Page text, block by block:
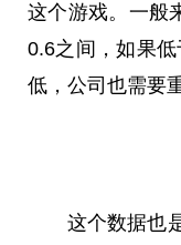
这个游戏。一般
0.6之间，如果
低，公司也需要
这个数据也